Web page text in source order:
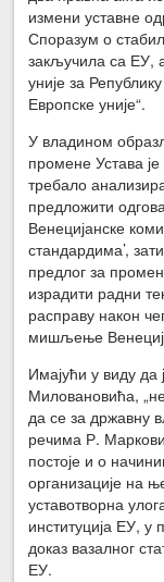
измени уставне
Споразум о
закључила са ЕУ,
уније за
Европске уније“.
У владином
промене Устава
требало
предложити
Венецијанске
стандардима’,
предлог за
израдити радни
расправу након
мишљење
Имајући у виду да
Миловановића,
да се за државну
речима Р.
постоје и о
организације на
уставотворна
институција ЕУ, у
доказ вазалног
ЕУ.